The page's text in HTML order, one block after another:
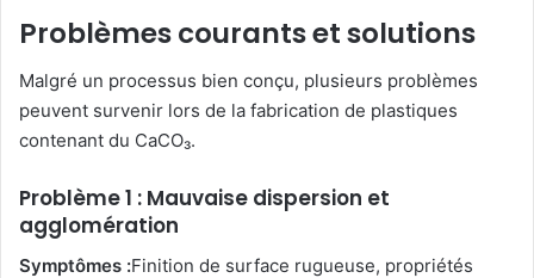
Problèmes courants et solutions
Malgré un processus bien conçu, plusieurs problèmes
peuvent survenir lors de la fabrication de plastiques
contenant du CaCO₃.
Problème 1 : Mauvaise dispersion et
agglomération
Symptômes :Finition de surface rugueuse, propriétés